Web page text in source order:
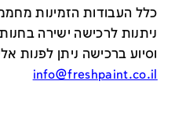
כלל העבודות הזמינות
ניתנות לרכישה ישירה בחנות
וסיוע ברכישה ניתן לפנות
info@freshpaint.co.il